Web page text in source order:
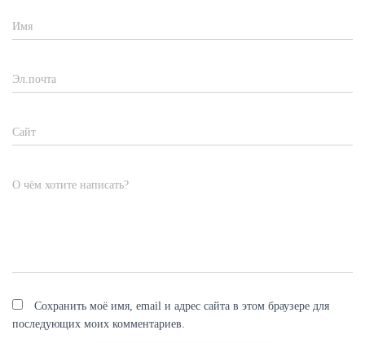
Имя
Эл.почта
Сайт
О чём хотите написать?
Сохранить моё имя, email и адрес сайта в этом браузере для
последующих моих комментариев.